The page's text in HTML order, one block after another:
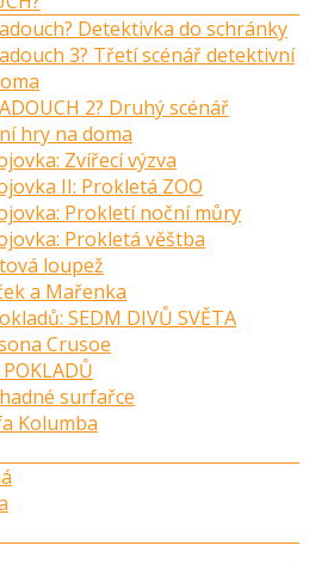
Detektivka do schránky
3? Třetí scénář detektivní
2? Druhý scénář
hry na doma
Zvířecí výzva
II: Prokletá ZOO
Prokletí noční můry
Prokletá věštba
loupež
a Mařenka
SEDM DIVŮ SVĚTA
Crusoe
surfařce
Kolumba